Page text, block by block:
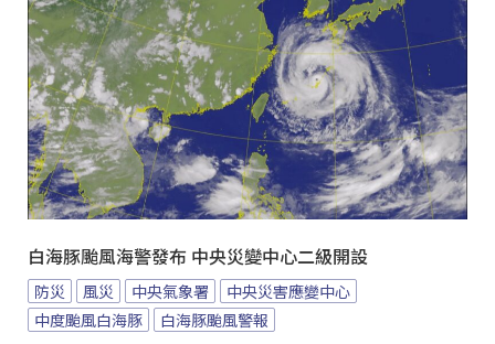
白海豚颱風海警發布 中央災變中心二級開設
防災 風災 中央氣象署
中央災害應變中心
中度颱風白海豚
白海豚颱風警報